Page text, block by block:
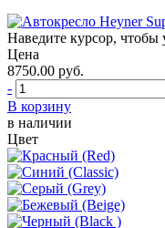
Наведите курсор, чтобы
Цена
8750.00 руб.
-
В корзину
в наличии
Цвет